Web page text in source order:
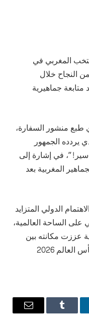
المغربي في
النجاح خلال
الذي يشهد متابعة جماهيرية
طبع منشور السفارة،
يردده الجمهور
في إشارة إلى
المغربية بعد
الدولي المتزايد
على الساحة العالمية،
عززت مكانته بين
2026
Tumblr
البريد